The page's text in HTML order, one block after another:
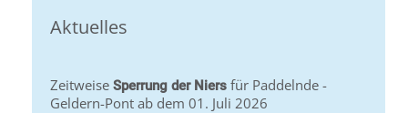
Aktuelles
Zeitweise Sperrung der Niers für Paddelnde -
Geldern-Pont ab dem 01. Juli 2026